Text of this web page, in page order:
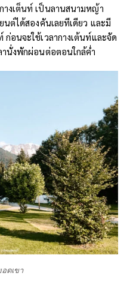
างเต็นท์ เป็นลานสนามหญ้า
นต์ได้สองคันเลยทีเดียว และมี
อนจะใช้เวลากางเต้นท์และจัด
านั่งพักผ่อนต่อตอนใกล้ค่ำ
ดเขา